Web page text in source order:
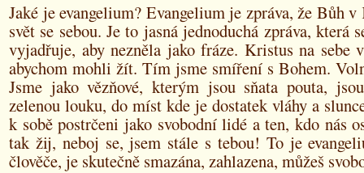
Jaké je evangelium? Evangelium je zpráva, že Bůh
svět se sebou. Je to jasná jednoduchá zpráva, která
vyjadřuje, aby nezněla jako fráze. Kristus na sebe
abychom mohli žít. Tím jsme smíření s Bohem.
Jsme jako vězňové, kterým jsou sňata pouta,
zelenou louku, do míst kde je dostatek vláhy a
k sobě postrčeni jako svobodní lidé a ten, kdo nás
tak žij, neboj se, jsem stále s tebou! To je
člověče, je skutečně smazána, zahlazena, můžeš